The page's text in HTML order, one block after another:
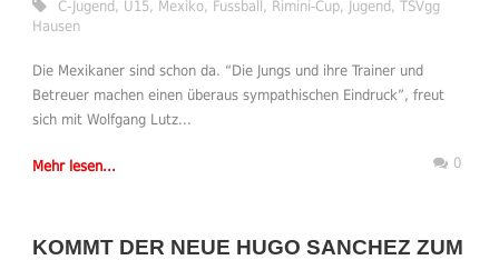
C-Jugend, U15, Mexiko, Fussball, Rimini-Cup, Jugend, TSVgg
Hausen
Die Mexikaner sind schon da. “Die Jungs und ihre Trainer und
Betreuer machen einen überaus sympathischen Eindruck”, freut
sich mit Wolfgang Lutz...
Mehr lesen... 0
KOMMT DER NEUE HUGO SANCHEZ ZUM